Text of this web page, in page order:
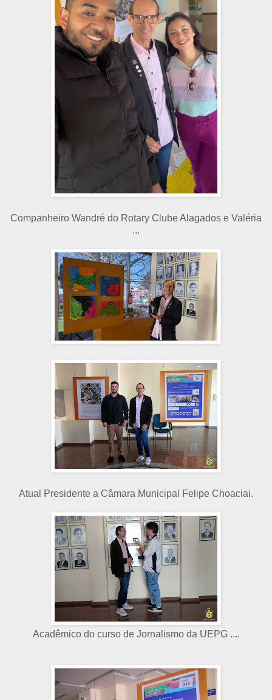
Companheiro Wandré do Rotary Clube Alagados e Valéria
...
Atual Presidente a Câmara Municipal Felipe Choaciai.
Acadêmico do curso de Jornalismo da UEPG ....